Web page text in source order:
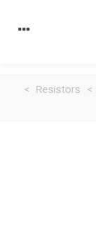
Resistors >
>